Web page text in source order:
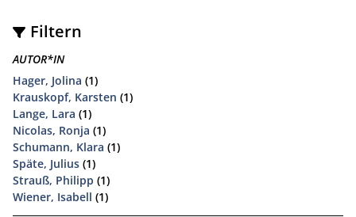
Filtern
AUTOR*IN
Hager, Jolina (1)
Krauskopf, Karsten (1)
Lange, Lara (1)
Nicolas, Ronja (1)
Schumann, Klara (1)
Späte, Julius (1)
Strauß, Philipp (1)
Wiener, Isabell (1)